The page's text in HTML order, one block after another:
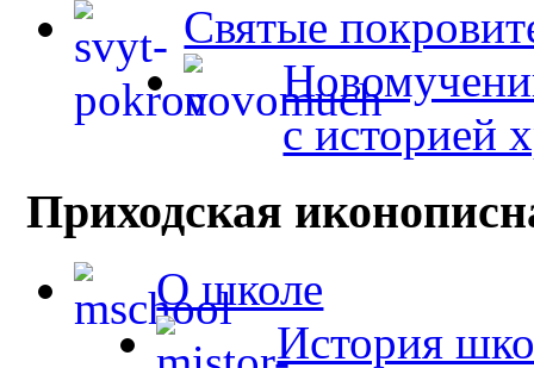
Святые
с историей
Приходская
О школе
История